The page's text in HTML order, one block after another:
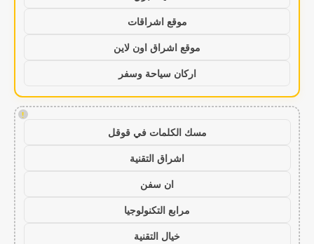
موقع اشراقات
موقع اشراق اون لاين
اركان سياحة وسفر
!
مسك الكلمات في قوقل
اشراق التقنية
ان سفن
مرابع التكنولوجيا
خيال التقنية